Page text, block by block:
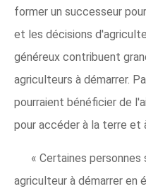
former un successeur
et les décisions
généreux contribuent
agriculteurs à démarrer.
pourraient bénéficier de
pour accéder à la terre et
« Certaines
agriculteur à démarrer en